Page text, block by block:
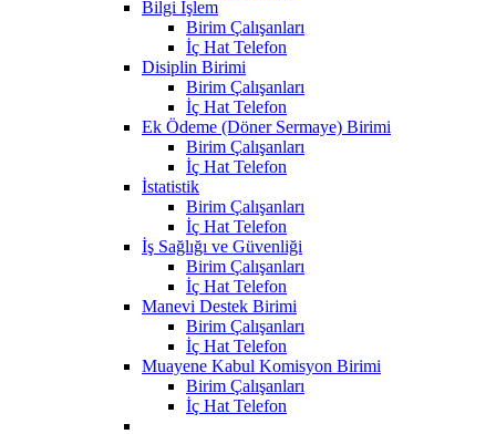
Bilgi İşlem
Birim Çalışanları
İç Hat Telefon
Disiplin Birimi
Birim Çalışanları
İç Hat Telefon
Ek Ödeme (Döner Sermaye) Birimi
Birim Çalışanları
İç Hat Telefon
İstatistik
Birim Çalışanları
İç Hat Telefon
İş Sağlığı ve Güvenliği
Birim Çalışanları
İç Hat Telefon
Manevi Destek Birimi
Birim Çalışanları
İç Hat Telefon
Muayene Kabul Komisyon Birimi
Birim Çalışanları
İç Hat Telefon